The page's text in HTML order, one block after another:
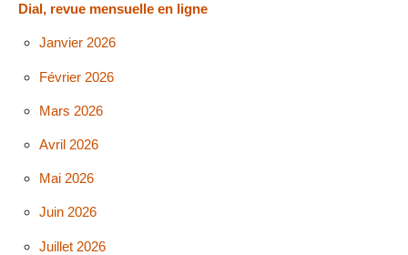
Dial, revue mensuelle en ligne
Janvier 2026
Février 2026
Mars 2026
Avril 2026
Mai 2026
Juin 2026
Juillet 2026